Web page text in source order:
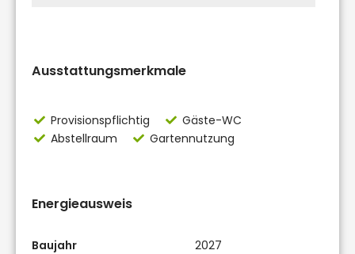
Ausstattungsmerkmale
Provisionspflichtig
Gäste-WC
Abstellraum
Gartennutzung
Energieausweis
Baujahr 2027